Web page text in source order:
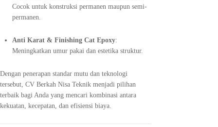
Cocok untuk konstruksi permanen maupun semi-
permanen.
Anti Karat & Finishing Cat Epoxy:
Meningkatkan umur pakai dan estetika struktur.
Dengan penerapan standar mutu dan teknologi
tersebut, CV Berkah Nisa Teknik menjadi pilihan
terbaik bagi Anda yang mencari kombinasi antara
kekuatan, kecepatan, dan efisiensi biaya.